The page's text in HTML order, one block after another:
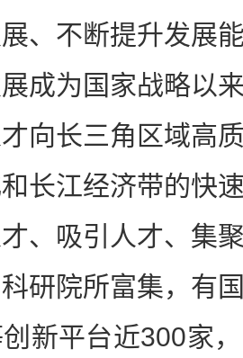
、不断提升发展
成为国家战略以
向长三角区域高
长江经济带的快
、吸引人才、集
研院所富集，有
新平台近300家